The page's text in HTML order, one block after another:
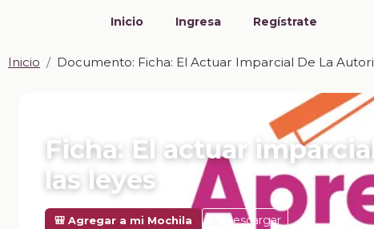
Inicio Ingresa Regístrate
Inicio Documento: Ficha: El Actuar Imparcial De La
Ficha: El actuar
las leyes
🎒 Agregar a mi Mochila Descargar